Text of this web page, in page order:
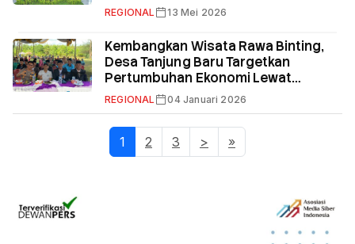
REGIONAL 13 Mei 2026
Kembangkan Wisata Rawa Binting,
Desa Tanjung Baru Targetkan
Pertumbuhan Ekonomi Lewat
Kesenian Daerah
REGIONAL 04 Januari 2026
1 (current)
2 3 > »